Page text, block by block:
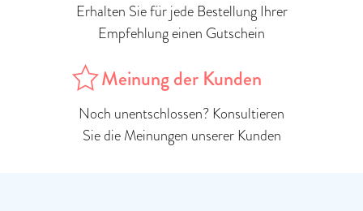
Erhalten Sie für jede Bestellung Ihrer
Empfehlung einen Gutschein
Meinung der Kunden
Noch unentschlossen? Konsultieren
Sie die Meinungen unserer Kunden